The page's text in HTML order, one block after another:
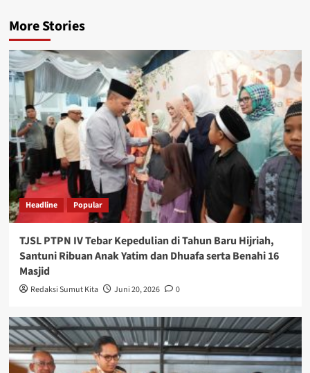
More Stories
Headline Popular
TJSL PTPN IV Tebar Kepedulian di Tahun Baru Hijriah,
Santuni Ribuan Anak Yatim dan Dhuafa serta Benahi 16
Masjid
Redaksi Sumut Kita Juni 20, 2026 0